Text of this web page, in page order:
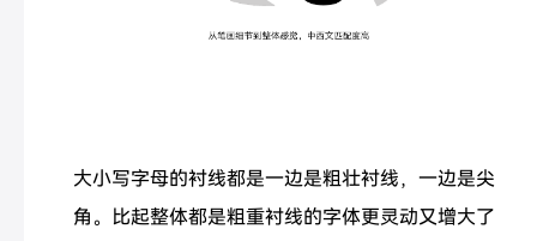
大小写字母的衬线都是一边是粗壮衬线，一边是尖
角。比起整体都是粗重衬线的字体更灵动又增大了